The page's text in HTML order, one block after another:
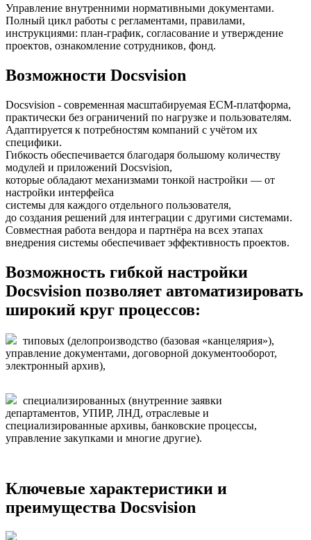
Управление внутренними нормативными документами.
Полный цикл работы с регламентами, правилами,
инструкциями: план-график, согласование и утверждение
проектов, ознакомление сотрудников, фонд.
Возможности Docsvision
Docsvision - современная масштабируемая ECM-платформа,
практически без ограничений по нагрузке и пользователям.
Адаптируется к потребностям компаний с учётом их
специфики.
Гибкость обеспечивается благодаря большому количеству
модулей и приложений Docsvision,
которые обладают механизмами тонкой настройки — от
настройки интерфейса
системы для каждого отдельного пользователя,
до создания решений для интеграции с другими системами.
Совместная работа вендора и партнёра на всех этапах
внедрения системы обеспечивает эффективность проектов.
Возможность гибкой настройки
Docsvision позволяет автоматизировать
широкий круг процессов:
типовых (делопроизводство (базовая «канцелярия»),
управление документами, договорной документооборот,
электронный архив),
специализированных (внутренние заявки
департаментов, УПИР, ЛНД, отраслевые и
специализированные архивы, банковские процессы,
управление закупками и многие другие).
Ключевые характеристики и
преимущества Docsvision